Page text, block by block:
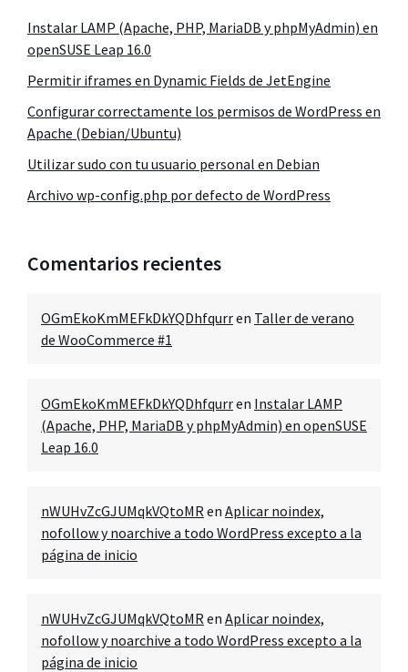
Instalar LAMP (Apache, PHP, MariaDB y phpMyAdmin) en
openSUSE Leap 16.0
Permitir iframes en Dynamic Fields de JetEngine
Configurar correctamente los permisos de WordPress en
Apache (Debian/Ubuntu)
Utilizar sudo con tu usuario personal en Debian
Archivo wp-config.php por defecto de WordPress
Comentarios recientes
OGmEkoKmMEFkDkYQDhfqurren Taller de verano
de WooCommerce #1
OGmEkoKmMEFkDkYQDhfqurren Instalar LAMP
(Apache, PHP, MariaDB y phpMyAdmin) en openSUSE
Leap 16.0
nWUHvZcGJUMqkVQtoMRen Aplicar noindex,
nofollow y noarchive a todo WordPress excepto a la
página de inicio
nWUHvZcGJUMqkVQtoMRen Aplicar noindex,
nofollow y noarchive a todo WordPress excepto a la
página de inicio